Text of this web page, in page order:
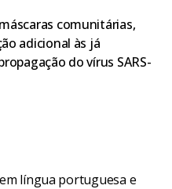
comunitárias,
adicional às já
do vírus SARS-
língua portuguesa e